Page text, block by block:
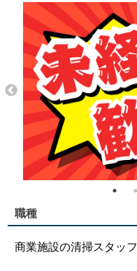
職種
商業施設の清掃スタッフ